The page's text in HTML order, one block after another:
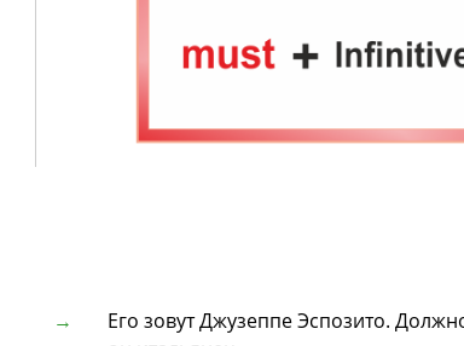
Его зовут Джузеппе Эспозито.